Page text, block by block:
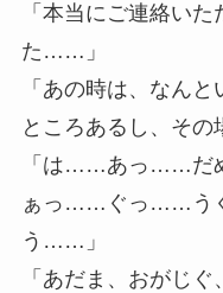
「本当にご連絡い
た……」
「あの時は、なん
ところあるし、そ
「は……あっ……
ぁっ……ぐっ……う
う……」
「あだま、おがじ